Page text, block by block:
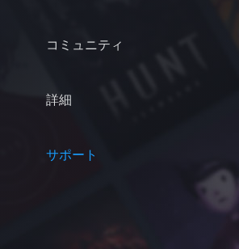
コミュニティ
詳細
サポート